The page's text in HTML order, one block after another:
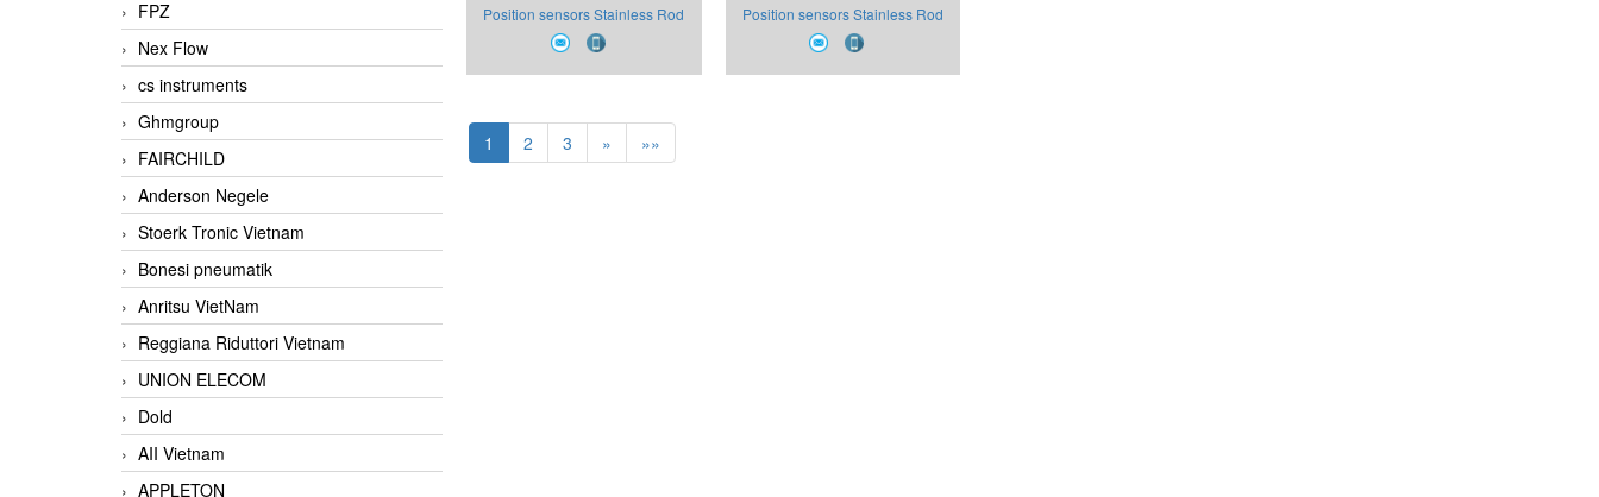
FPZ
Nex Flow
cs instruments
Ghmgroup
FAIRCHILD
Anderson Negele
Stoerk Tronic Vietnam
Bonesi pneumatik
Anritsu VietNam
Reggiana Riduttori Vietnam
UNION ELECOM
Dold
AII Vietnam
APPLETON
Position sensors Stainless Rod
Threat Flange Can Open Digital
Output- IK4-P
Position sensors Stainless Rod
Threat Flange Can Open Digital
Output- IK4-C
1 2 3 » »»